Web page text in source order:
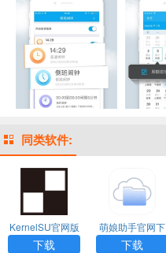
同类软件:
KernelSU官网版
下载
下载
萌娘助手官网下
载安装最新版
下载